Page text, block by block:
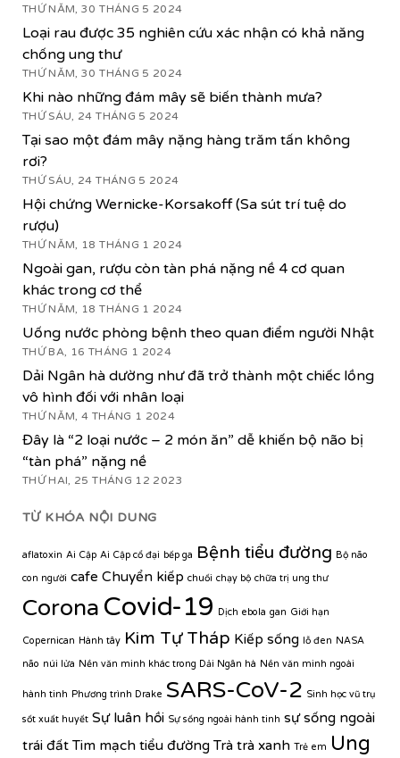
THỨ NĂM, 30 THÁNG 5 2024
Loại rau được 35 nghiên cứu xác nhận có khả năng
chống ung thư
THỨ NĂM, 30 THÁNG 5 2024
Khi nào những đám mây sẽ biến thành mưa?
THỨ SÁU, 24 THÁNG 5 2024
Tại sao một đám mây nặng hàng trăm tấn không
rơi?
THỨ SÁU, 24 THÁNG 5 2024
Hội chứng Wernicke-Korsakoff (Sa sút trí tuệ do
rượu)
THỨ NĂM, 18 THÁNG 1 2024
Ngoài gan, rượu còn tàn phá nặng nề 4 cơ quan
khác trong cơ thể
THỨ NĂM, 18 THÁNG 1 2024
Uống nước phòng bệnh theo quan điểm người Nhật
THỨ BA, 16 THÁNG 1 2024
Dải Ngân hà dường như đã trở thành một chiếc lồng
vô hình đối với nhân loại
THỨ NĂM, 4 THÁNG 1 2024
Đây là “2 loại nước – 2 món ăn” dễ khiến bộ não bị
“tàn phá” nặng nề
THỨ HAI, 25 THÁNG 12 2023
TỪ KHÓA NỘI DUNG
aflatoxin Ai Cập Ai Cập cổ đại bếp ga Bệnh tiểu đường Bộ não
con người cafe Chuyển kiếp chuối chạy bộ chữa trị ung thư
Corona Covid-19 Dịch ebola gan Giới hạn
Copernican Hành tây Kim Tự Tháp Kiếp sống lỗ đen NASA
não núi lửa Nền văn minh khác trong Dải Ngân hà Nền văn minh ngoài
hành tinh Phương trình Drake SARS-CoV-2 Sinh học vũ trụ
sốt xuất huyết Sự luân hồi Sự sống ngoài hành tinh sự sống ngoài
trái đất Tim mạch tiểu đường Trà trà xanh Trẻ em Ung